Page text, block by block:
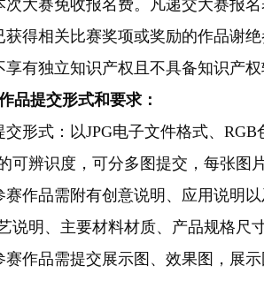
大赛免收报名费。凡递交大赛报名
得相关比赛奖项或奖励的作品谢绝
有独立知识产权且不具备知识产权
品提交形式和要求：
形式：以JPG电子文件格式、
可辨识度，可分多图提交，每张图
作品需附有创意说明、应用说明
说明、主要材料材质、产品规格尺
作品需提交展示图、效果图，展